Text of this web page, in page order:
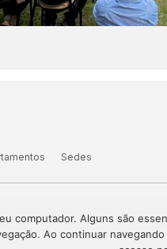
Sedes
Níveis Avançados
computador. Alguns são
Ao continuar